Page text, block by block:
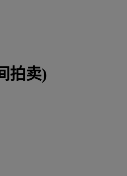
拍卖)